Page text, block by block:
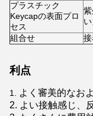
プラスチック
Keycapの表面プロ
セス
組合せ
接
利点
1.
よく審美的なお
2. よい接触感じ、